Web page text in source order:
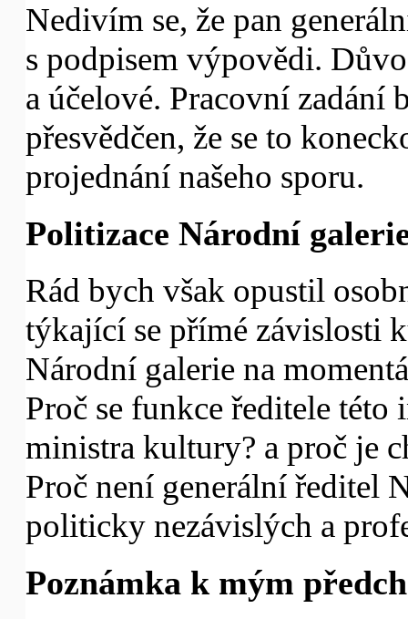
Nedivím se, že pan
s podpisem výpovědi.
a účelové. Pracovní zadání
přesvědčen, že se to
projednání našeho sporu.
Politizace Národní
Rád bych však opustil
týkající se přímé závislosti
Národní galerie na
Proč se funkce ředitele
ministra kultury? a proč je
Proč není generální ředitel
politicky nezávislých a
Poznámka k mým